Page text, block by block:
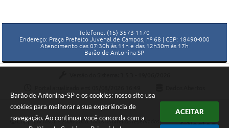
Barão de Antonina-SP e os cookies: nosso site usa
cookies para melhorar a sua experiência de
navegação. Ao continuar você concorda com a
ACEITAR
Telefone: (15) 3573-1170
Endereço: Praça Prefeito Juvenal de Campos, nº 68 | CEP: 18490-000
Atendimento das 07:30h às 11h e das 12h30m às 17h
Barão de Antonina-SP
Copyright Instar - 2006-2026. Todos os direitos reservados -